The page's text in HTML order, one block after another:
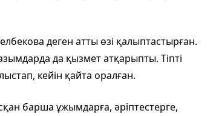
деген атты өзі қалыптастырған.
да қызмет атқарыпты. Тіпті
кейін қайта оралған.
барша ұжымдарға, әріптестерге,